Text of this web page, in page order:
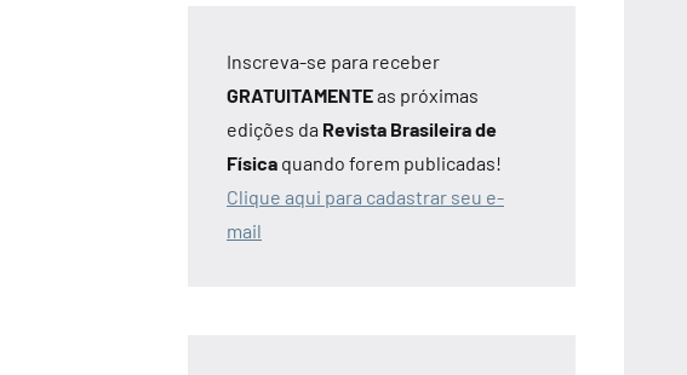
Inscreva-se para receber
GRATUITAMENTEas próximas
edições da Revista Brasileira de
Física quando forem publicadas!
Clique aqui para cadastrar seu e-
mail